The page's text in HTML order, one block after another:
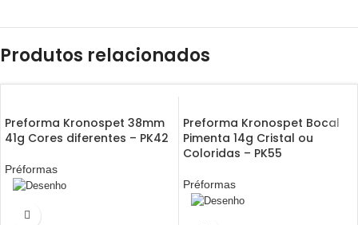
Produtos relacionados
Preforma Kronospet 38mm
41g Cores diferentes – PK42
Préformas
Preforma Kronospet Bocal
Pimenta 14g Cristal ou
Coloridas – PK55
Préformas